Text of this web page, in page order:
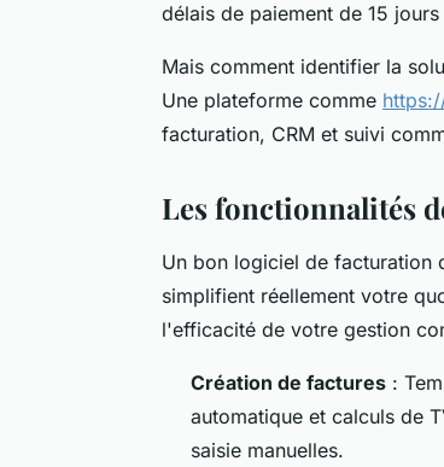
délais de paiement de 15
Mais comment identifier la
Une plateforme comme
facturation, CRM et suivi
Les fonctionnalités
Un bon logiciel de facturation
simplifient réellement votre
l'efficacité de votre gestion
Création de factures :
automatique et calculs de
saisie manuelles.